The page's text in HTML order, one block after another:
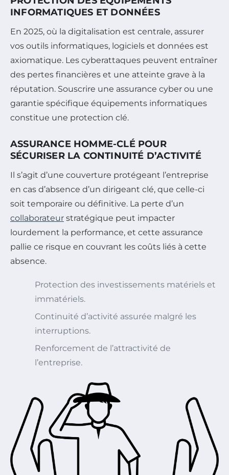
INFORMATIQUES ET DONNÉES
En 2025, où la digitalisation est centrale, assurer
vos outils informatiques, logiciels et données est
axiomatique. Les cyberattaques peuvent entraîner
des pertes financières et une atteinte grave à la
réputation. Souscrire une assurance cyber ou une
garantie spécifique équipements informatiques
constitue une protection clé.
ASSURANCE HOMME-CLÉ POUR
SÉCURISER LA CONTINUITÉ D’ACTIVITÉ
Il s’agit d’une couverture protégeant l’entreprise
en cas d’absence d’un dirigeant clé, que celle-ci
soit temporaire ou définitive. La perte d’un
collaborateur stratégique peut impacter
lourdement la performance, et cette assurance
pallie ce risque en couvrant les coûts liés à cette
absence.
Protection des investissements matériels et
immatériels.
Continuité d’activité assurée malgré les
interruptions.
Renforcement de l’attractivité de
l’entreprise.